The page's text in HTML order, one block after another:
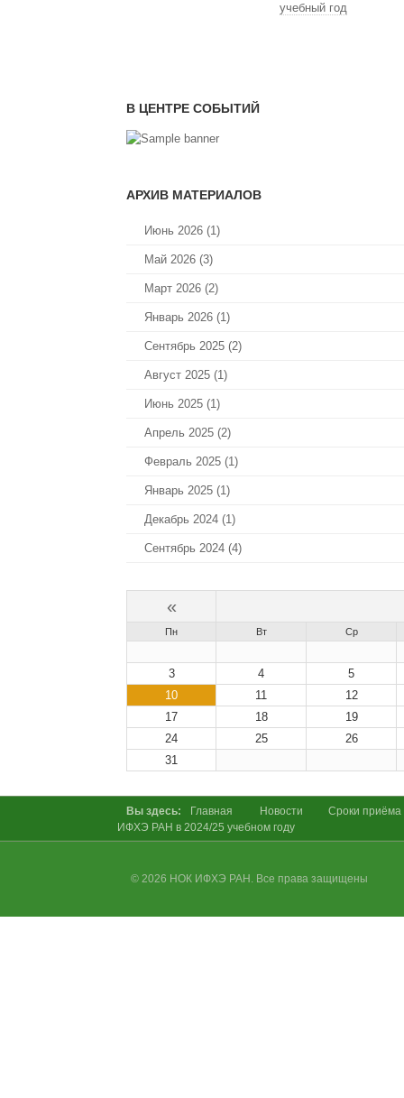
учебный год
В ЦЕНТРЕ СОБЫТИЙ
АРХИВ МАТЕРИАЛОВ
Июнь 2026 (1)
Май 2026 (3)
Март 2026 (2)
Январь 2026 (1)
Сентябрь 2025 (2)
Август 2025 (1)
Июнь 2025 (1)
Апрель 2025 (2)
Февраль 2025 (1)
Январь 2025 (1)
Декабрь 2024 (1)
Сентябрь 2024 (4)
«
Пн Вт Ср
3 4
5
10
11
12
17
18
19
24
25
26
31
Вы здесь: Главная Новости
Сроки приёма
ИФХЭ РАН в 2024/25 учебном году
© 2026 НОК ИФХЭ РАН. Все права защищены